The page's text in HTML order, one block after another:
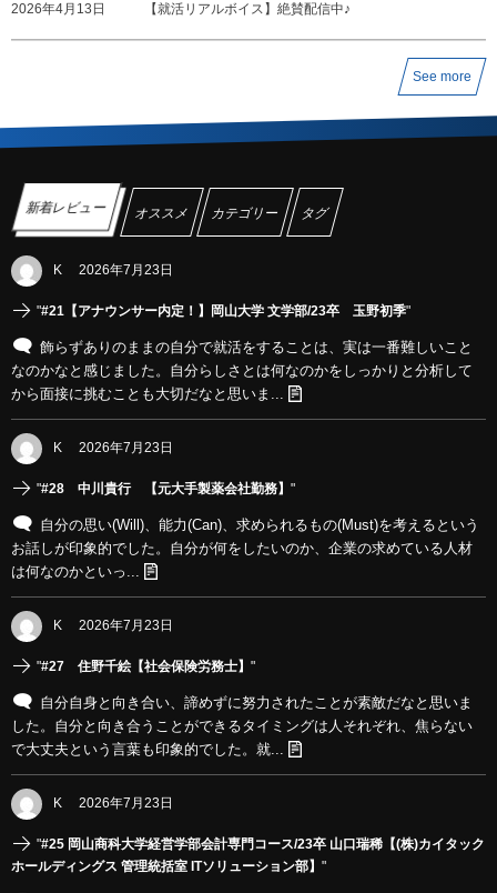
2026年4月13日 【就活リアルボイス】絶賛配信中♪
See more
新着レビュー オススメ カテゴリー タグ
K 2026年7月23日
"#21【アナウンサー内定！】岡山大学 文学部/23卒 玉野初季"
飾らずありのままの自分で就活をすることは、実は一番難しいこと
なのかなと感じました。自分らしさとは何なのかをしっかりと分析して
から面接に挑むことも大切だなと思いま...
K 2026年7月23日
"#28 中川貴行 【元大手製薬会社勤務】 "
自分の思い(Will)、能力(Can)、求められるもの(Must)を考えるという
お話しが印象的でした。自分が何をしたいのか、企業の求めている人材
は何なのかといっ...
K 2026年7月23日
"#27 住野千絵【社会保険労務士】 "
自分自身と向き合い、諦めずに努力されたことが素敵だなと思いま
した。自分と向き合うことができるタイミングは人それぞれ、焦らない
で大丈夫という言葉も印象的でした。就...
K 2026年7月23日
"#25 岡山商科大学経営学部会計専門コース/23卒 山口瑞稀【(株)カイタック
ホールディングス 管理統括室 ITソリューション部】 "